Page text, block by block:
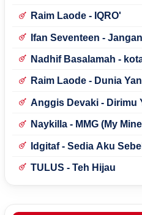
Raim Laode - IQRO'
Ifan Seventeen -
Nadhif Basalamah -
Raim Laode - Dunia
Anggis Devaki - Dirimu
Naykilla - MMG (My
Idgitaf - Sedia Aku
TULUS - Teh Hijau